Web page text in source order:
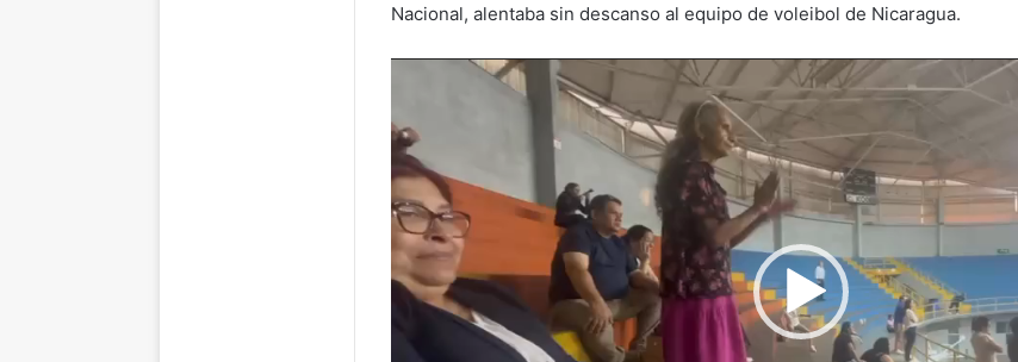
Nacional, alentaba sin descanso al equipo de voleibol de Nicaragua.
Reproductor
vídeo